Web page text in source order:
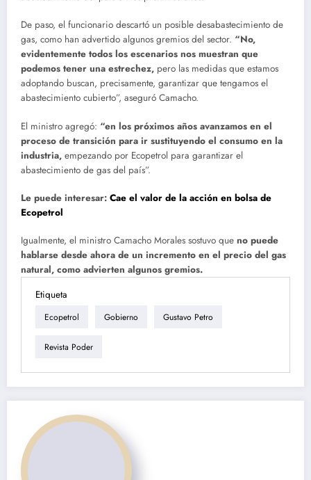
De paso, el funcionario descartó un posible desabastecimiento de
gas, como han advertido algunos gremios del sector. “No,
evidentemente todos los escenarios nos muestran que
podemos tener una estrechez, pero las medidas que estamos
adoptando buscan, precisamente, garantizar que tengamos el
abastecimiento cubierto”, aseguró Camacho.
El ministro agregó: “en los próximos años avanzamos en el
proceso de transición para ir sustituyendo el consumo en la
industria, empezando por Ecopetrol para garantizar el
abastecimiento de gas del país”.
Le puede interesar: Cae el valor de la acción en bolsa de
Ecopetrol
Igualmente, el ministro Camacho Morales sostuvo que no puede
hablarse desde ahora de un incremento en el precio del gas
natural, como advierten algunos gremios.
Etiqueta
Ecopetrol Gobierno Gustavo Petro
Revista Poder